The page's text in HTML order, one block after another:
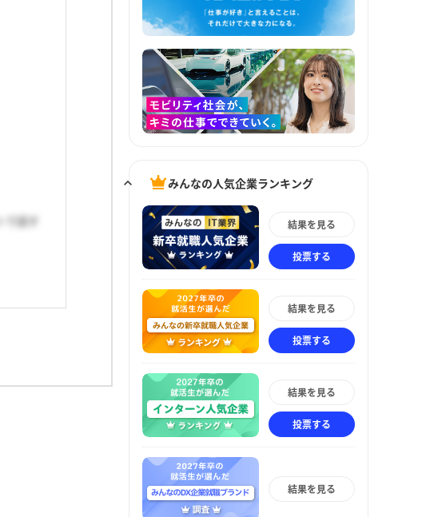
話す
みんなの人気企業ランキング
結果を見る
投票する
結果を見る
投票する
結果を見る
投票する
結果を見る